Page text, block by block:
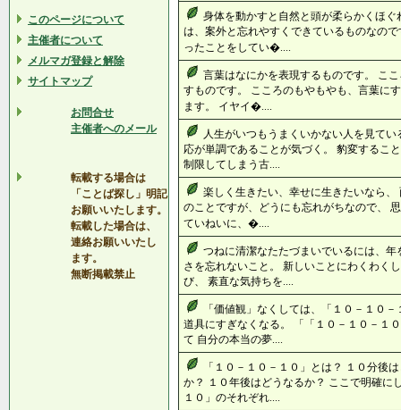
このページについて
主催者について
メルマガ登録と解除
サイトマップ
お問合せ
主催者へのメール
転載する場合は
「ことば探し」明記
お願いいたします。
転載した場合は、
連絡お願いいたし
ます。
無断掲載禁止
身体を動かすと自然と頭が柔らかくほ
は、案外と忘れやすくできているものなの
ったことをしてい�....
言葉はなにかを表現するものです。 こ
すものです。 こころのもやもやも、言葉に
ます。 イヤイ�....
人生がいつもうまくいかない人を見て
応が単調であることが気づく。 豹変するこ
制限してしまう古....
楽しく生きたい、幸せに生きたいなら
のことですが、どうにも忘れがちなので、
ていねいに、�....
つねに清潔なたたづまいでいるには、
さを忘れないこと。 新しいことにわくわく
び、 素直な気持ちを....
「価値観」なくしては、「１０－１０
道具にすぎなくなる。 「「１０－１０－１
て 自分の本当の夢....
「１０－１０－１０」とは？ １０分後
か？ １０年後はどうなるか？ ここで明確に
１０」のそれぞれ....